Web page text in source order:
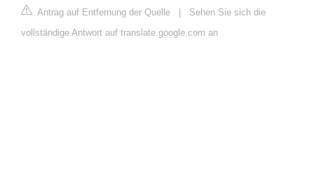
Antrag auf Entfernung der Quelle
Sehen Sie sich die
vollständige Antwort auf translate.google.com an